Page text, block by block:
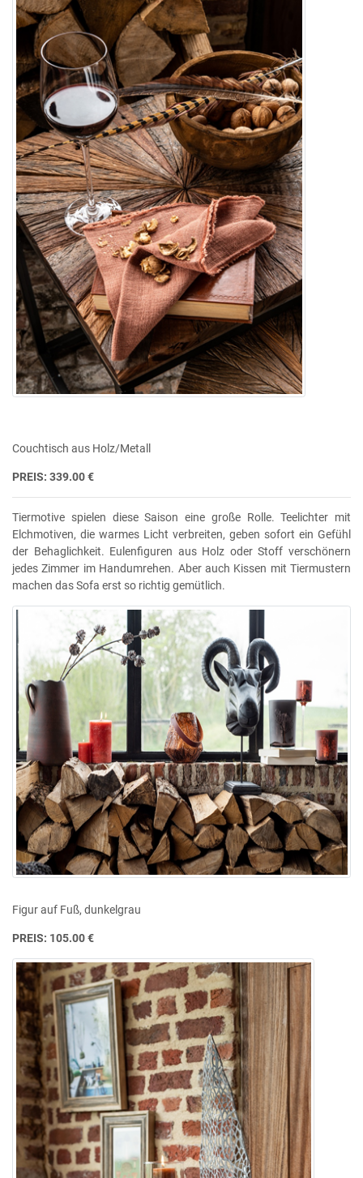
Couchtisch aus Holz/Metall
PREIS: 339.00 €
Tiermotive spielen diese Saison eine große Rolle. Teelichter mit
Elchmotiven, die warmes Licht verbreiten, geben sofort ein Gefühl
der Behaglichkeit. Eulenfiguren aus Holz oder Stoff verschönern
jedes Zimmer im Handumrehen. Aber auch Kissen mit Tiermustern
machen das Sofa erst so richtig gemütlich.
Figur auf Fuß, dunkelgrau
PREIS: 105.00 €